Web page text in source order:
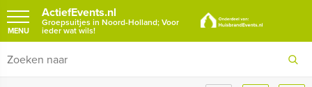
ActiefEvents.nl
Groepsuitjes in Noord-Holland; Voor
ieder wat wils!
MENU